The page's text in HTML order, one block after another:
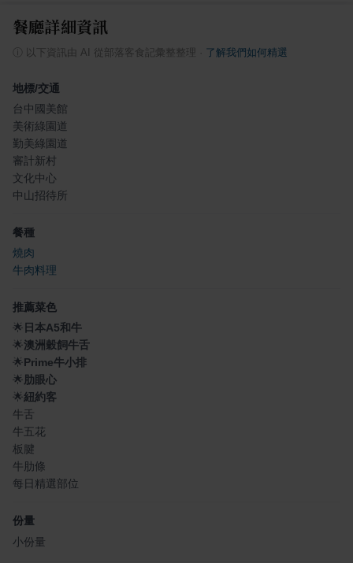
餐廳詳細資訊
以下資訊由 AI 從部落客食記彙整整理 了解我們如何精選
地標/交通
台中國美館
美術綠園道
勤美綠園道
審計新村
文化中心
中山招待所
餐種
燒肉
牛肉料理
推薦菜色
🌟 日本A5和牛
🌟澳洲穀飼牛舌
🌟Prime牛小排
🌟 肋眼心
🌟紐約客
牛舌
牛五花
板腱
牛肋條
每日精選部位
份量
小份量